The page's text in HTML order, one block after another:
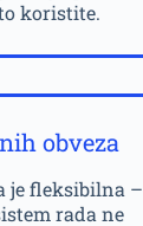
koristite.
obveza
je fleksibilna –
rada ne